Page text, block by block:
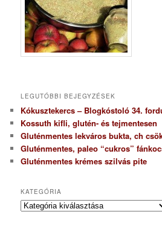
LEGUTÓBBI BEJEGYZÉSEK
Kókusztekercs – Blogkóstoló 34.
Kossuth kifli, glutén- és tejmentesen
Gluténmentes lekváros bukta, ch
Gluténmentes, paleo “cukros”
Gluténmentes krémes szilvás pite
KATEGÓRIA
K